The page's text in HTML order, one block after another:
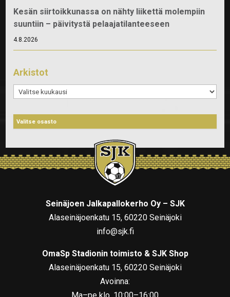
Kesän siirtoikkunassa on nähty liikettä molempiin
suuntiin – päivitystä pelaajatilanteeseen
4.8.2026
Arkistot
Arkistot
Seinäjoen Jalkapallokerho Oy – SJK
Alaseinäjoenkatu 15, 60220 Seinäjoki
info@sjk.fi
OmaSp Stadionin toimisto & SJK Shop
Alaseinäjoenkatu 15, 60220 Seinäjoki
Avoinna: